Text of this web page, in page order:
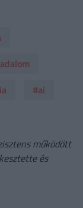
#ai
működött
és